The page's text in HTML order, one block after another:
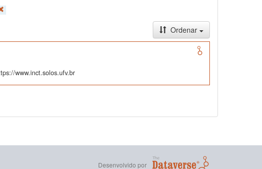
Ordenar
www.inct.solos.ufv.br
Desenvolvido por